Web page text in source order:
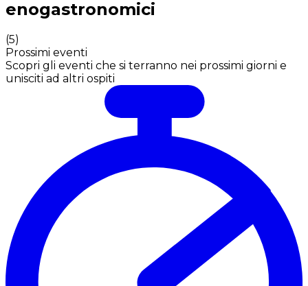
enogastronomici
(5)
Prossimi eventi
Scopri gli eventi che si terranno nei prossimi giorni e
unisciti ad altri ospiti